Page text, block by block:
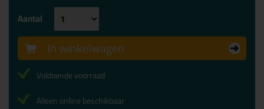
Aantal
In winkelwagen
Voldoende voorraad
Alleen online beschikbaar